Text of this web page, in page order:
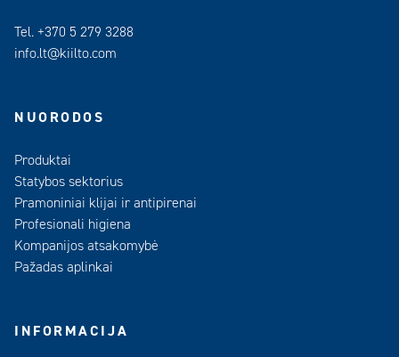
Tel. +370 5 279 3288
info.lt@kiilto.com
NUORODOS
Produktai
Statybos sektorius
Pramoniniai klijai ir antipirenai
Profesionali higiena
Kompanijos atsakomybė
Pažadas aplinkai
INFORMACIJA